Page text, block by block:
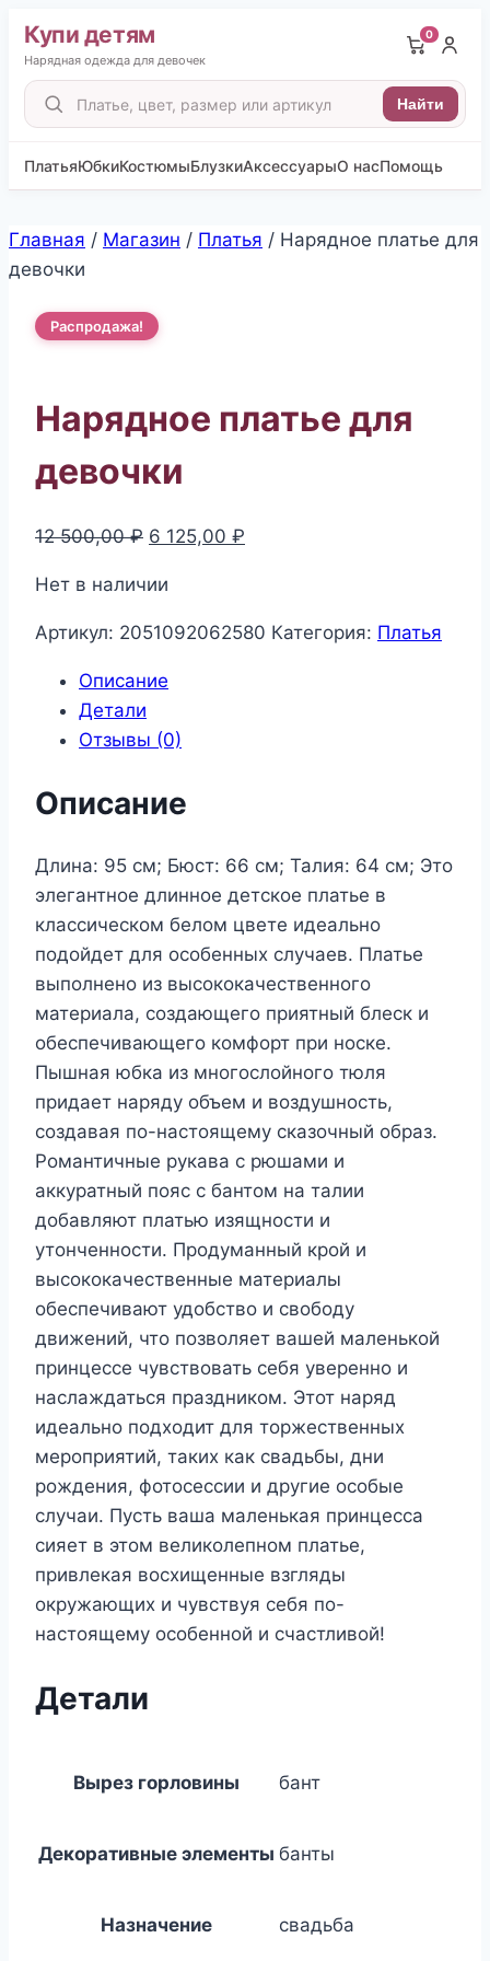
Купи детям
Нарядная одежда для девочек
Поиск
товаров
Найти
0
ПлатьяЮбкиКостюмыБлузкиАксессуарыО насПомощь
Перейти
к
Главная / Магазин / Платья / Нарядное платье для
девочки
Распродажа!
Нарядное платье для
девочки
12 500,00₽ Первоначальная
составляла
12
6 125,00 ₽
125,00 ₽.
Нет в наличии
Артикул: 2051092062580 Категория: Платья
Описание
Детали
Отзывы (0)
Описание
Длина: 95 см; Бюст: 66 см; Талия: 64 см; Это
элегантное длинное детское платье в
классическом белом цвете идеально
подойдет для особенных случаев. Платье
выполнено из высококачественного
материала, создающего приятный блеск и
обеспечивающего комфорт при носке.
Пышная юбка из многослойного тюля
придает наряду объем и воздушность,
создавая по-настоящему сказочный образ.
Романтичные рукава с рюшами и
аккуратный пояс с бантом на талии
добавляют платью изящности и
утонченности. Продуманный крой и
высококачественные материалы
обеспечивают удобство и свободу
движений, что позволяет вашей маленькой
принцессе чувствовать себя уверенно и
наслаждаться праздником. Этот наряд
идеально подходит для торжественных
мероприятий, таких как свадьбы, дни
рождения, фотосессии и другие особые
случаи. Пусть ваша маленькая принцесса
сияет в этом великолепном платье,
привлекая восхищенные взгляды
окружающих и чувствуя себя по-
настоящему особенной и счастливой!
Детали
Вырез горловины бант
Декоративные элементы банты
Назначение свадьба